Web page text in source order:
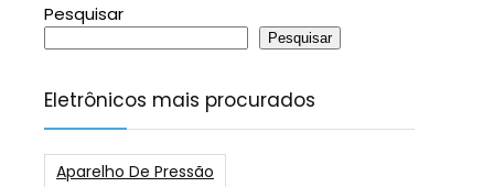
Pesquisar
Pesquisar
Eletrônicos mais procurados
Aparelho De Pressão